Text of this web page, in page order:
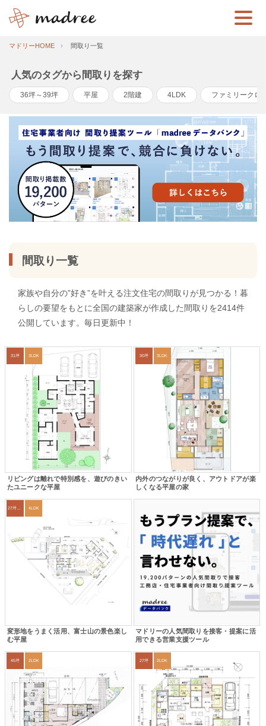
マドリーHOME 間取り一覧
人気のタグから間取りを探す
36坪～39坪 平屋 2階建 4LDK ファミリークロ
間取り一覧
家族や自分の”好き”を叶える注文住宅の間取りが見つかる！暮
らしの要望をもとに全国の建築家が作成した間取りを2414件
公開しています。毎日更新中！
31坪 3LDK
リビングは離れで特別感を、遊びのきい
たユニークな平屋
30坪 3LDK
内外のつながりが良く、アウトドアが楽
しくなる平屋の家
4LDK
変形地をうまく活用、富士山の景色楽し
む平屋
マドリーの人気間取りを接客・提案に活
用できる営業支援ツール
45坪 2LDK 27坪 2LDK